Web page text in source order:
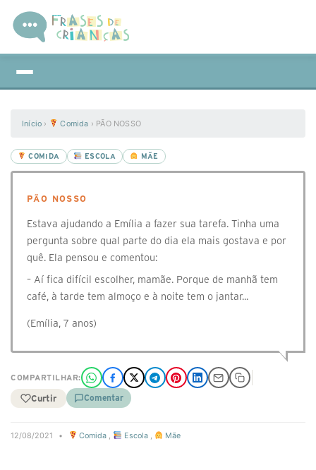
Início › Comida › PÃO NOSSO
COMIDA ESCOLA MÃE
PÃO NOSSO
Estava ajudando a Emília a fazer sua tarefa. Tinha uma
pergunta sobre qual parte do dia ela mais gostava e por
quê. Ela pensou e comentou:
– Aí fica difícil escolher, mamãe. Porque de manhã tem
café, à tarde tem almoço e à noite tem o jantar...
(Emília, 7 anos)
COMPARTILHAR:
Curtir Comentar
12/08/2021 • Comida , Escola, Mãe